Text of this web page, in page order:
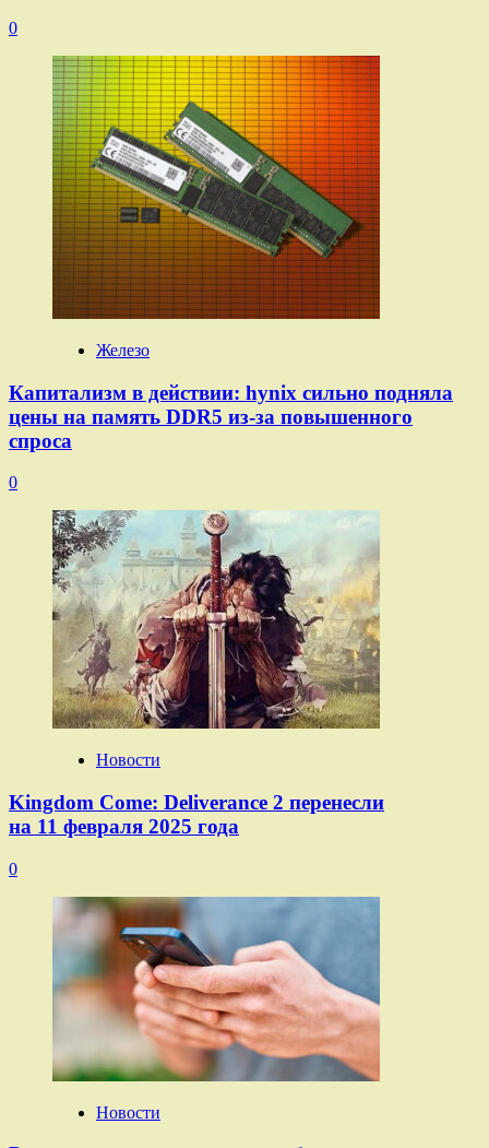
0
Железо
Капитализм в действии: hynix сильно подняла
цены на память DDR5 из-за повышенного
спроса
0
Новости
Kingdom Come: Deliverance 2 перенесли
на 11 февраля 2025 года
0
Новости